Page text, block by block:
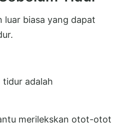
luar biasa yang dapat
tidur adalah
merilekskan otot-otot